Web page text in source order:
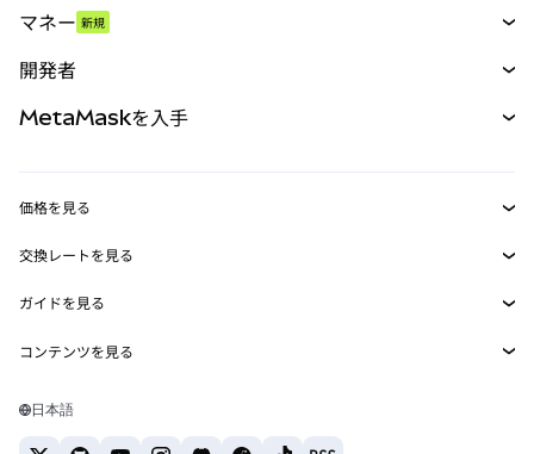
パーペチュアル
RWA
マネー 新規
開発者
MetaMask Connect
Snaps
Web3サービス
MetaMaskを入手
セキュリティ
サポート
キャリア
お問い合わせ
価格を見る
イーサリアムの価格
Solanaの価格
Tetherの価格
交換レートを見る
ETH→USD
USDT→INR
BTC→INR
ガイドを見る
ETHの購入
コンテンツを見る
Solanaウォレット
日本語